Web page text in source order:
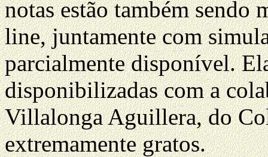
notas estão também sendo
line, juntamente com
parcialmente disponível.
disponibilizadas com a
Villalonga Aguillera, do
extremamente gratos.